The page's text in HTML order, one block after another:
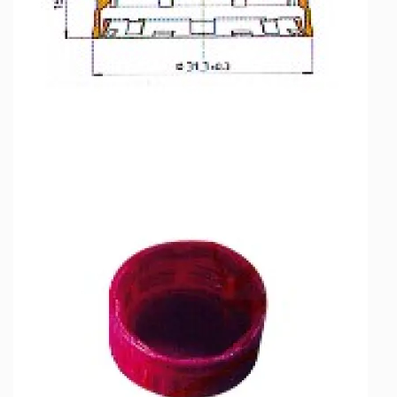
компонентов и способна выдерживать строгие
производственные требования. Его прочная
конструкция гарантирует долгосрочную
Автоматическая фальцевальная машина с
защитой от кражи находит применение в
различных отраслях промышленности, где
герметизация сложных крышек с помощью
противоугонных колец имеет первостепенное
значение. Он особенно подходит для
совместно способствовать развитию
промышленности по производству крышек для
В будущем мы продолжим придерживаться
независимых инноваций, постоянно повышать
уровень интеллекта оборудование для
компрессионного формования крышек для
бутылок и создание большей ценности для